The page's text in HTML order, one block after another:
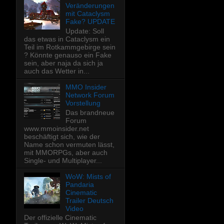
Veränderungen
mit Cataclysm
Fake? UPDATE
Update: Soll
das etwas in Cataclysm ein
Teil im Rotkammgebirge sein
? Könnte genauso ein Fake
sein, aber naja da sich ja
auch das Wetter in...
MMO Insider
Network Forum
Vorstellung
Das brandneue
Forum
www.mmoinsider.net
beschäftigt sich, wie der
Name schon vermuten lässt,
mit MMORPGs, aber auch
Single- und Multiplayer...
WoW: Mists of
Pandaria
Cinematic
Trailer Deutsch
Video
Der offizielle Cinematic